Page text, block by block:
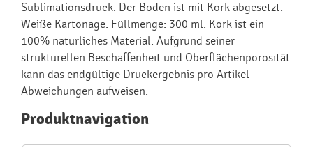
Sublimationsdruck. Der Boden ist mit Kork abgesetzt.
Weiße Kartonage. Füllmenge: 300 ml. Kork ist ein
100% natürliches Material. Aufgrund seiner
strukturellen Beschaffenheit und Oberflächenporosität
kann das endgültige Druckergebnis pro Artikel
Abweichungen aufweisen.
Produktnavigation